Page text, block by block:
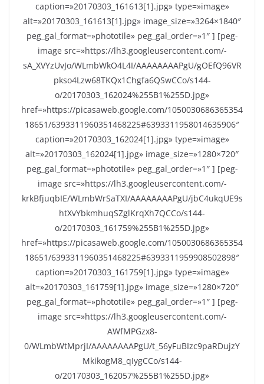
caption=»20170303_161613[1].jpg» type=»image»
alt=»20170303_161613[1].jpg» image_size=»3264×1840″
peg_gal_format=»phototile» peg_gal_order=»1″ ] [peg-
image src=»https://lh3.googleusercontent.com/-
sA_XVYzUvJo/WLmbWkO4L4I/AAAAAAAAPgU/gOEfQ96VR
pkso4Lzw68TKQx1Chgfa6QSwCCo/s144-
o/20170303_162024%255B1%255D.jpg»
href=»https://picasaweb.google.com/1050030686365354
18651/6393311960351468225#6393311958014635906″
caption=»20170303_162024[1].jpg» type=»image»
alt=»20170303_162024[1].jpg» image_size=»1280×720″
peg_gal_format=»phototile» peg_gal_order=»1″ ] [peg-
image src=»https://lh3.googleusercontent.com/-
krkBfjuqbIE/WLmbWrSaTXI/AAAAAAAAPgU/jbC4ukqUE9s
htXvYbkmhuqSZglKrqXh7QCCo/s144-
o/20170303_161759%255B1%255D.jpg»
href=»https://picasaweb.google.com/1050030686365354
18651/6393311960351468225#6393311959908502898″
caption=»20170303_161759[1].jpg» type=»image»
alt=»20170303_161759[1].jpg» image_size=»1280×720″
peg_gal_format=»phototile» peg_gal_order=»1″ ] [peg-
image src=»https://lh3.googleusercontent.com/-
AWfMPGzx8-
0/WLmbWtMprjI/AAAAAAAAPgU/t_56yFuBIzc9paRDujzY
MkikogM8_qIygCCo/s144-
o/20170303_162057%255B1%255D.jpg»